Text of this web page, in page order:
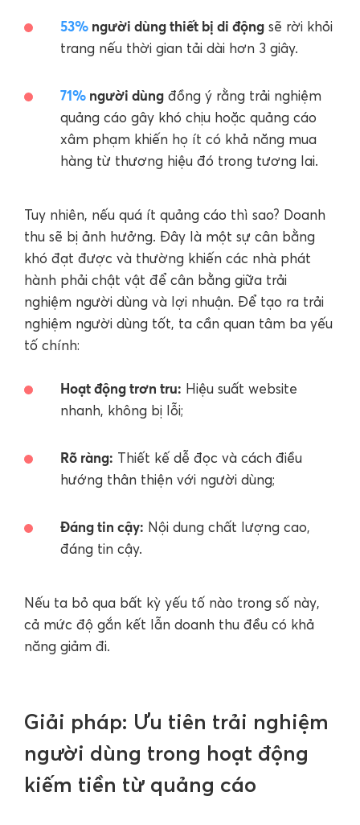
53% người dùng thiết bị di động sẽ rời khỏi
trang nếu thời gian tải dài hơn 3 giây.
71% người dùng đồng ý rằng trải nghiệm
quảng cáo gây khó chịu hoặc quảng cáo
xâm phạm khiến họ ít có khả năng mua
hàng từ thương hiệu đó trong tương lai.
Tuy nhiên, nếu quá ít quảng cáo thì sao? Doanh
thu sẽ bị ảnh hưởng. Đây là một sự cân bằng
khó đạt được và thường khiến các nhà phát
hành phải chật vật để cân bằng giữa trải
nghiệm người dùng và lợi nhuận. Để tạo ra trải
nghiệm người dùng tốt, ta cần quan tâm ba yếu
tố chính:
Hoạt động trơn tru: Hiệu suất website
nhanh, không bị lỗi;
Rõ ràng: Thiết kế dễ đọc và cách điều
hướng thân thiện với người dùng;
Đáng tin cậy: Nội dung chất lượng cao,
đáng tin cậy.
Nếu ta bỏ qua bất kỳ yếu tố nào trong số này,
cả mức độ gắn kết lẫn doanh thu đều có khả
năng giảm đi.
Giải pháp: Ưu tiên trải nghiệm
người dùng trong hoạt động
kiếm tiền từ quảng cáo